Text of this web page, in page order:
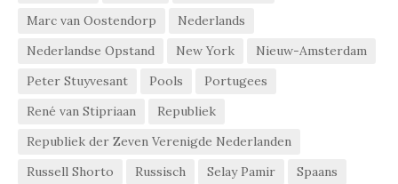
Marc van Oostendorp
Nederlands
Nederlandse Opstand
New York
Nieuw-Amsterdam
Peter Stuyvesant
Pools
Portugees
René van Stipriaan
Republiek
Republiek der Zeven Verenigde Nederlanden
Russell Shorto
Russisch Selay Pamir
Spaans